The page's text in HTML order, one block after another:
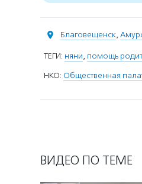
Благовещенск,
ТЕГИ: няни, помощь
НКО: Общественная
ВИДЕО ПО ТЕМЕ